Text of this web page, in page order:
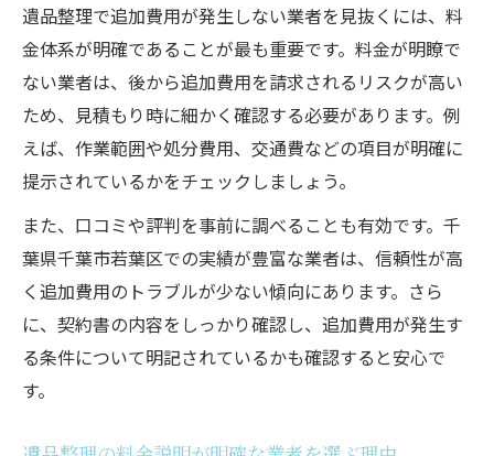
遺品整理で追加費用が発生しない業者を見抜くには、料
金体系が明確であることが最も重要です。料金が明瞭で
ない業者は、後から追加費用を請求されるリスクが高い
ため、見積もり時に細かく確認する必要があります。例
えば、作業範囲や処分費用、交通費などの項目が明確に
提示されているかをチェックしましょう。
また、口コミや評判を事前に調べることも有効です。千
葉県千葉市若葉区での実績が豊富な業者は、信頼性が高
く追加費用のトラブルが少ない傾向にあります。さら
に、契約書の内容をしっかり確認し、追加費用が発生す
る条件について明記されているかも確認すると安心で
す。